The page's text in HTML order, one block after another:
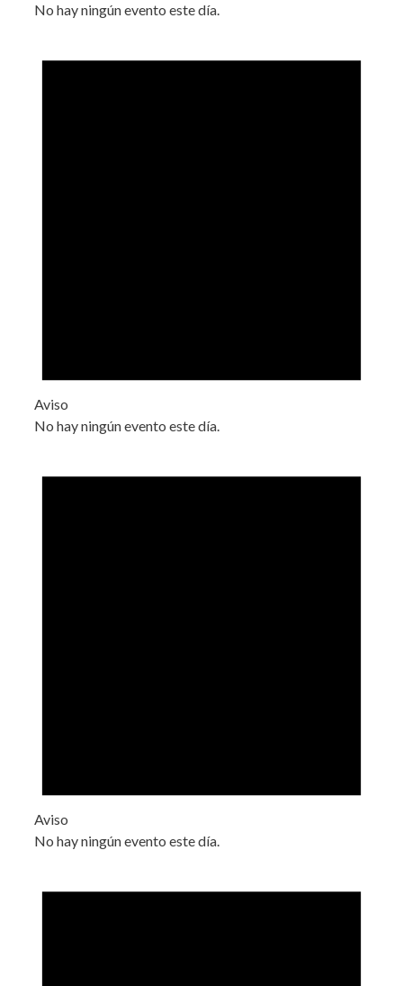
No hay ningún evento este día.
Aviso
No hay ningún evento este día.
Aviso
No hay ningún evento este día.